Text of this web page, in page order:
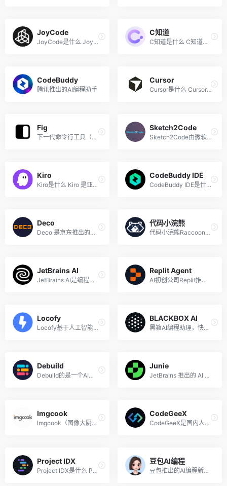
JoyCode
JoyCode是什么 JoyCode 是京...
C知道
C知道是什么 C知道是由开发者...
CodeBuddy
腾讯推出的AI编程助手
Cursor
Cursor是什么 Cursor是Anysph...
Fig
下一代命令行工具（内置AI终...
Sketch2Code
Sketch2Code由微软AI Lab于20...
Kiro
Kiro是什么 Kiro 是亚马逊公...
CodeBuddy IDE
CodeBuddy IDE是什么 CodeBud...
Deco
Deco 是京东推出的智能将设计...
代码小浣熊
代码小浣熊Raccoon是商汤科技...
JetBrains AI
JetBrains AI是编程软件开发...
Replit Agent
AI初创公司Replit推出的AI编...
Locofy
Locofy基于人工智能技术提供...
BLACKBOX AI
黑箱AI编程助理，快速代码生成
Debuild
Debuild的是一个AI技术驱动的...
Junie
JetBrains 推出的 AI 编程助手
Imgcook
Imgcook（图像大厨）是由阿里...
CodeGeeX
CodeGeeX是国内人工智能公司...
Project IDX
Project IDX是什么 Project I...
豆包AI编程
豆包推出的AI编程新功能